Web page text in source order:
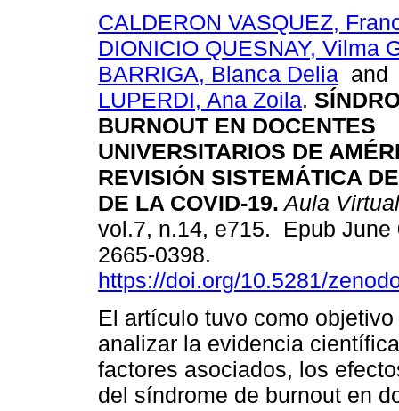
CALDERON VASQUEZ,
DIONICIO QUESNAY, Vilma
BARRIGA, Blanca Delia
LUPERDI, Ana Zoila.
BURNOUT EN DOCENTES
UNIVERSITARIOS DE
REVISIÓN SISTEMÁTICA
DE LA COVID-19. Aula Virtual
vol.7, n.14, e715. Epub June
2665-0398.
https://doi.org/10.5281/
El artículo tuvo como
analizar la evidencia
factores asociados, los
del síndrome de burnout en